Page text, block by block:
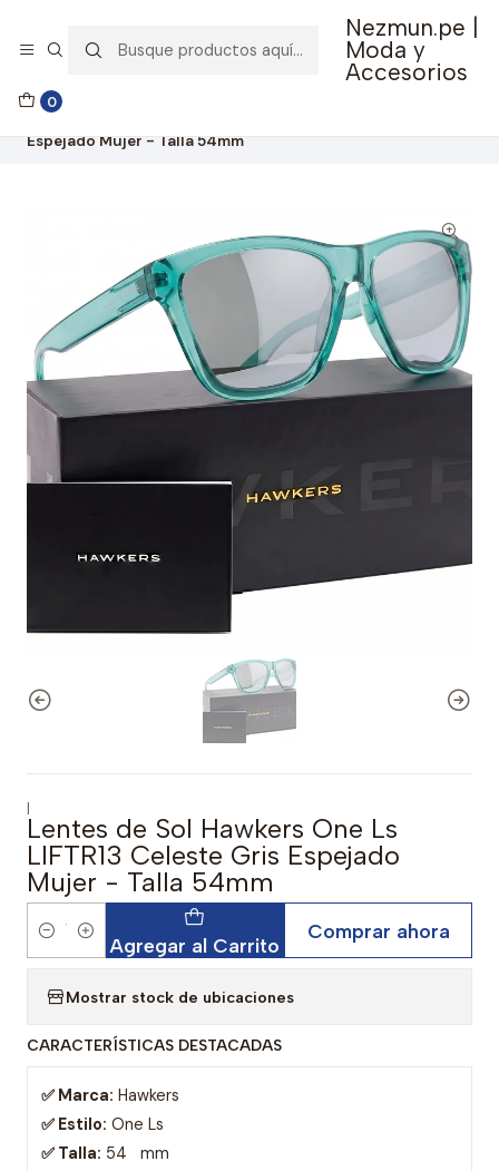
Nezmun.pe |
Moda y
Accesorios
0
🚚 Envío GRATIS por compras mayores a S/ 150
Espejado Mujer - Talla 54mm
|
Lentes de Sol Hawkers One Ls
LIFTR13 Celeste Gris Espejado
Mujer - Talla 54mm
Cantidad Agregar al Carrito
Comprar ahora
Mostrar stock de ubicaciones
CARACTERÍSTICAS DESTACADAS
✅ Marca: Hawkers
✅ Estilo: One Ls
✅ Talla: 54 mm